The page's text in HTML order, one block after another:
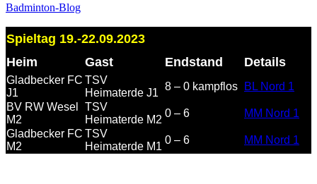
Badminton-Blog
Spieltag 19.-22.09.2023
Heim
Gast Endstand Details
Gladbecker FC
J1
TSV
Heimaterde J1
8 – 0 kampflos
BL Nord 1
BV RW Wesel
M2
TSV
Heimaterde M2
0 – 6
MM Nord 1
Gladbecker FC
M2
TSV
Heimaterde M1
0 – 6 MM Nord 1